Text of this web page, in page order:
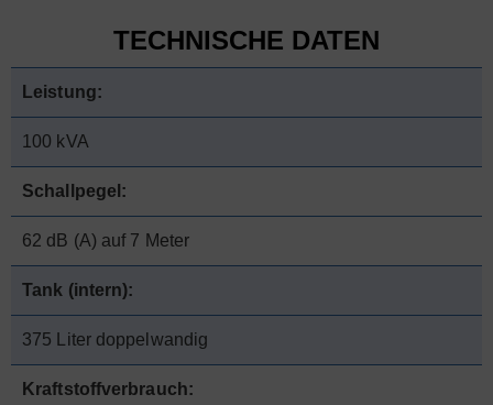
TECHNISCHE DATEN
Leistung:
100 kVA
Schallpegel:
62 dB (A) auf 7 Meter
Tank (intern):
375 Liter doppelwandig
Kraftstoffverbrauch: